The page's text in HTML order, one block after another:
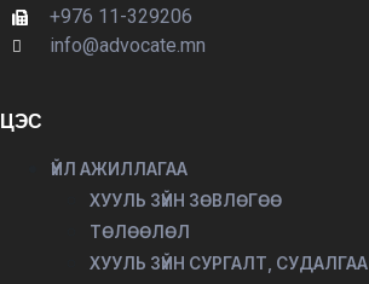
+976 11-329206
info@advocate.mn
ЦЭС
ҮЙЛ АЖИЛЛАГАА
ХУУЛЬ ЗҮЙН ЗӨВЛӨГӨӨ
ТӨЛӨӨЛӨЛ
ХУУЛЬ ЗҮЙН СУРГАЛТ, СУДАЛГАА